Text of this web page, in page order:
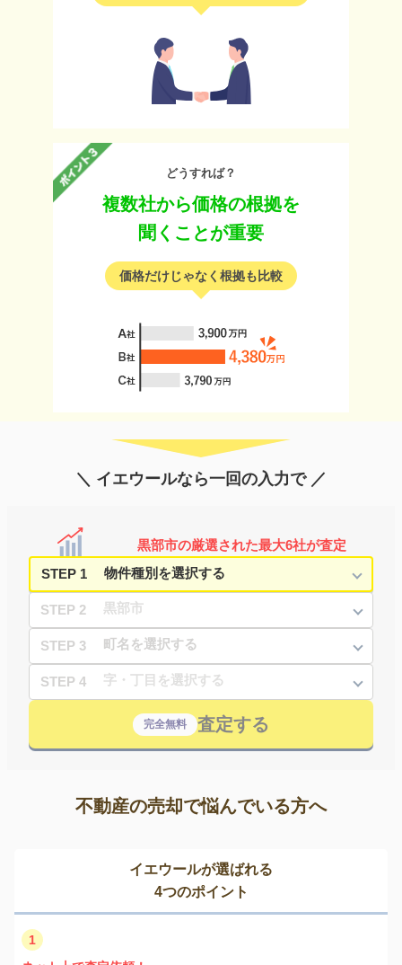
どうすれば？
複数社から価格の根拠を
聞くことが重要
価格だけじゃなく根拠も比較
＼ イエウールなら一回の入力で ／
黒部市の厳選された最大6社が査定
STEP 1
STEP 2
STEP 3
STEP 4
完全無料 査定する
不動産の売却で悩んでいる方へ
イエウールが選ばれる
4つのポイント
1